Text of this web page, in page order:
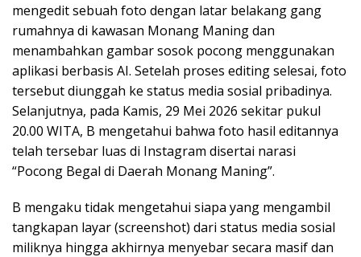
mengedit sebuah foto dengan latar belakang gang
rumahnya di kawasan Monang Maning dan
menambahkan gambar sosok pocong menggunakan
aplikasi berbasis AI. Setelah proses editing selesai, foto
tersebut diunggah ke status media sosial pribadinya.
Selanjutnya, pada Kamis, 29 Mei 2026 sekitar pukul
20.00 WITA, B mengetahui bahwa foto hasil editannya
telah tersebar luas di Instagram disertai narasi
“Pocong Begal di Daerah Monang Maning”.
B mengaku tidak mengetahui siapa yang mengambil
tangkapan layar (screenshot) dari status media sosial
miliknya hingga akhirnya menyebar secara masif dan